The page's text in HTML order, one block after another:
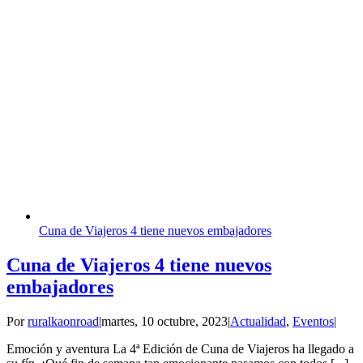
Cuna de Viajeros 4 tiene nuevos embajadores
Cuna de Viajeros 4 tiene nuevos
embajadores
Porruralkaonroad|martes, 10 octubre, 2023|Actualidad, Eventos|
Emoción y aventura La 4ª Edición de Cuna de Viajeros ha llegado a